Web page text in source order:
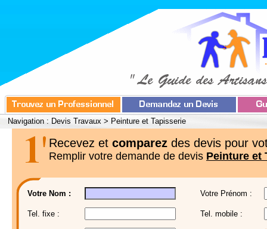
Navigation : Devis Travaux > Peinture et Tapisserie
Recevez et comparez des devis pour
Remplir votre demande de devis Peinture et
Votre Nom : Votre Prénom :
Tel. fixe : Tel. mobile :